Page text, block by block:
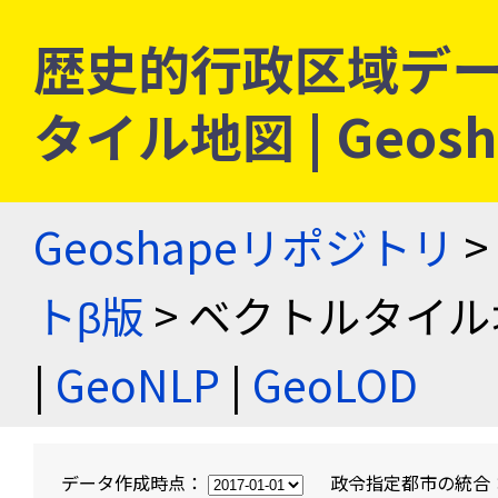
歴史的行政区域デ
タイル地図 |
Geoshapeリポジトリ >
トβ版 > ベクトルタイ
| GeoNLP | GeoLOD
データ作成時点： 政令指定都市の統